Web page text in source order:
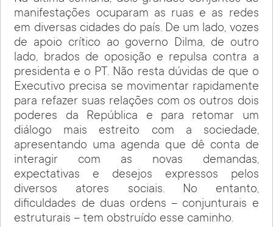
manifestações ocuparam as ruas e as redes
em diversas cidades do país. De um lado, vozes
de apoio crítico ao governo Dilma, de outro
lado, brados de oposição e repulsa contra a
presidenta e o PT. Não resta dúvidas de que o
Executivo precisa se movimentar rapidamente
para refazer suas relações com os outros dois
poderes da República e para retomar um
diálogo mais estreito com a sociedade,
apresentando uma agenda que dê conta de
interagir com as novas demandas,
expectativas e desejos expressos pelos
diversos atores sociais. No entanto,
dificuldades de duas ordens – conjunturais e
estruturais – tem obstruído esse caminho.